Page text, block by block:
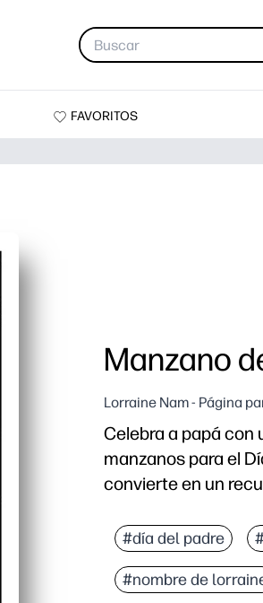
FAVORITOS
Manzano
Lorraine Nam - Página
Celebra a papá con
manzanos para el
convierte en un
Comodidad de
Atractivo y
Creatividad
#día del padre
#nombre de